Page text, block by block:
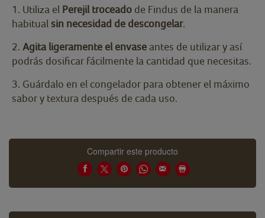
1. Utiliza el Perejil troceado de Findus de la manera
habitual sin necesidad de descongelar.
2. Agita ligeramente el envase antes de utilizar y así
podrás dosificar fácilmente la cantidad que necesitas.
3. Guárdalo en el congelador para obtener el máximo
sabor y textura después de cada uso.
Compartir este producto